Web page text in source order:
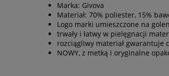
Marka: Givova
Materiał: 70% poliester, 15%
Logo marki umieszczone na
trwały i łatwy w pielęgnacji
rozciągliwy materiał gwarantuje
NOWY, z metką i oryginalne